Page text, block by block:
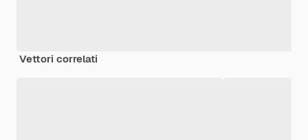
Vettori correlati